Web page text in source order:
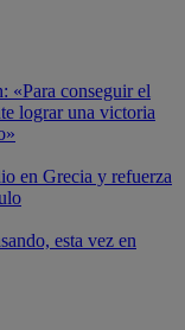
«Para conseguir el
lograr una victoria
en Grecia y refuerza
esta vez en